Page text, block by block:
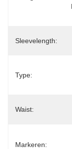
Sleevelength:
Type:
Waist:
Markeren: